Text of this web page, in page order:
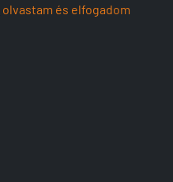
olvastam és elfogadom